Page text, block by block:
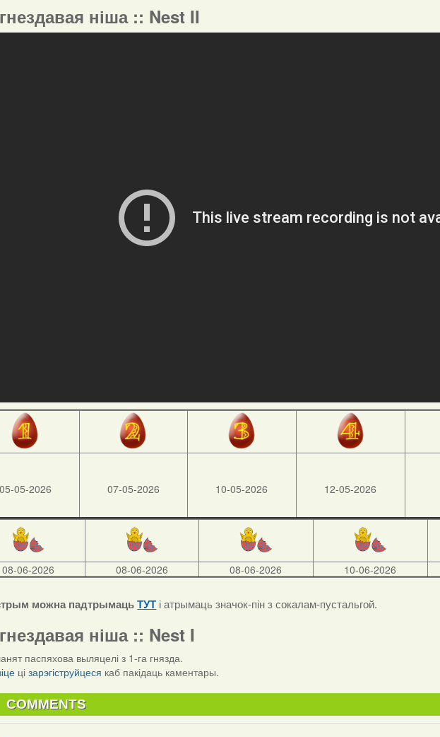
ніша :: Nest II
05-05-2026 07-05-2026 10-05-2026 12-05-2026
08-06-2026 08-06-2026 08-06-2026 10-06-2026
можна падтрымацьТУТ і атрымаць значок-пін з сокалам-пустальгой.
ніша :: Nest I
паспяхова выляцелі з 1-га гнязда.
цізарэгіструйцеся каб пакідаць каментары.
COMMENTS